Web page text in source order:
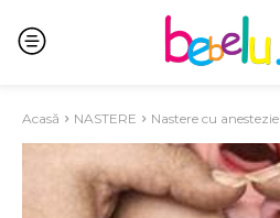
Acasă NASTERE Nastere cu anestezie